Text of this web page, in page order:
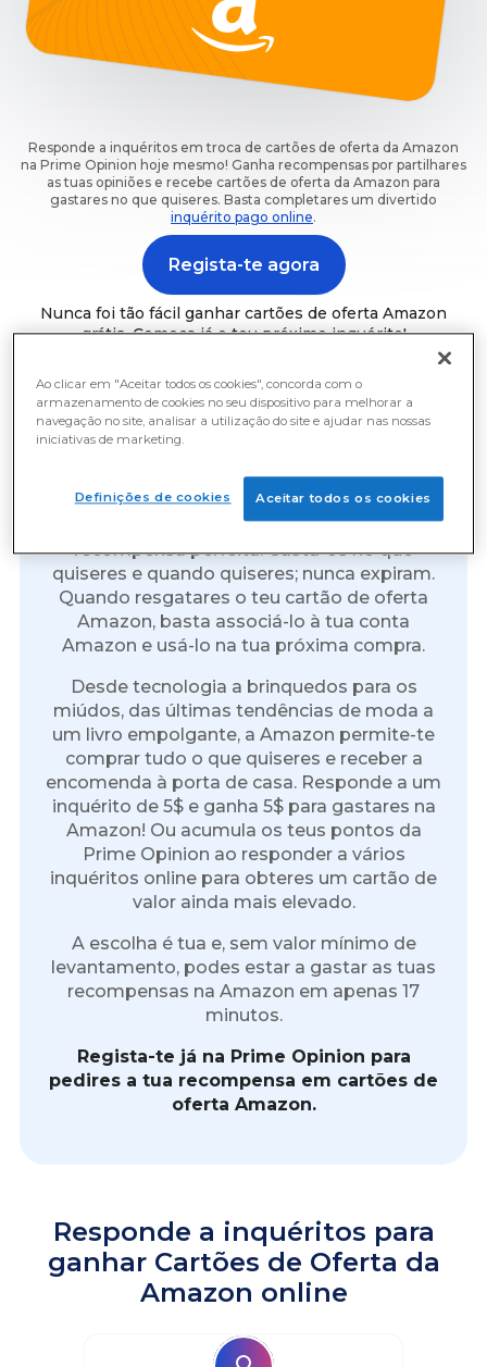
Responde a inquéritos em troca de cartões de oferta da Amazon
na Prime Opinion hoje mesmo! Ganha recompensas por partilhares
as tuas opiniões e recebe cartões de oferta da Amazon para
gastares no que quiseres. Basta completares um divertido
inquérito pago online.
Regista-te agora
Nunca foi tão fácil ganhar cartões de oferta Amazon
grátis. Começa já o teu próximo inquérito!
Cartões de Oferta Amazon:
O Presente dos Presentes
Os cartões de oferta Amazon são a
recompensa perfeita. Gasta-os no que
quiseres e quando quiseres; nunca expiram.
Quando resgatares o teu cartão de oferta
Amazon, basta associá-lo à tua conta
Amazon e usá-lo na tua próxima compra.
Desde tecnologia a brinquedos para os
miúdos, das últimas tendências de moda a
um livro empolgante, a Amazon permite-te
comprar tudo o que quiseres e receber a
encomenda à porta de casa. Responde a um
inquérito de 5$ e ganha 5$ para gastares na
Amazon! Ou acumula os teus pontos da
Prime Opinion ao responder a vários
inquéritos online para obteres um cartão de
valor ainda mais elevado.
A escolha é tua e, sem valor mínimo de
levantamento, podes estar a gastar as tuas
recompensas na Amazon em apenas 17
minutos.
Regista-te já na Prime Opinion para
pedires a tua recompensa em cartões de
oferta Amazon.
Responde a inquéritos para
ganhar Cartões de Oferta da
Amazon online
Ao clicar em "Aceitar todos os cookies", concorda com o
armazenamento de cookies no seu dispositivo para melhorar a
navegação no site, analisar a utilização do site e ajudar nas nossas
iniciativas de marketing.
Aceitar todos os cookies
Definições de cookies